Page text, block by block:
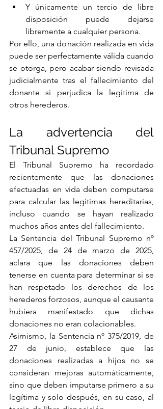
Y únicamente un tercio de libre
disposición puede dejarse
libremente a cualquier persona.
Por ello, una donación realizada en vida
puede ser perfectamente válida cuando
se otorga, pero acabar siendo revisada
judicialmente tras el fallecimiento del
donante si perjudica la legítima de
otros herederos.
La advertencia del
Tribunal Supremo
El Tribunal Supremo ha recordado
recientemente que las donaciones
efectuadas en vida deben computarse
para calcular las legítimas hereditarias,
incluso cuando se hayan realizado
muchos años antes del fallecimiento.
La Sentencia del Tribunal Supremo nº
457/2025, de 24 de marzo de 2025,
aclara que las donaciones deben
tenerse en cuenta para determinar si se
han respetado los derechos de los
herederos forzosos, aunque el causante
hubiera manifestado que dichas
donaciones no eran colacionables.
Asimismo, la Sentencia nº 375/2019, de
27 de junio, establece que las
donaciones realizadas a hijos no se
consideran mejoras automáticamente,
sino que deben imputarse primero a su
legítima y solo después, en su caso, al